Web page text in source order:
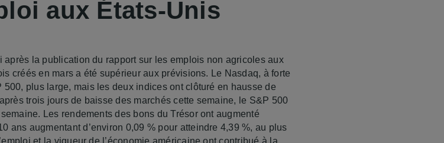
aux États-Unis
après la publication du rapport sur les emplois non agricoles aux
créés en mars a été supérieur aux prévisions. Le Nasdaq, à forte
plus large, mais les deux indices ont clôturé en hausse de
trois jours de baisse des marchés cette semaine, le S&P 500
Les rendements des bons du Trésor ont augmenté
ans augmentant d’environ 0,09 % pour atteindre 4,39 %, au plus